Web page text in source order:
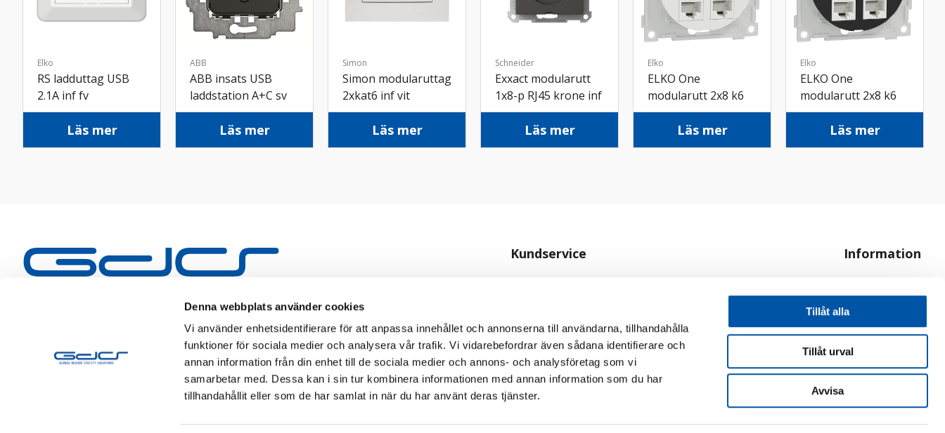
Denna webbplats använder cookies
Vi använder enhetsidentifierare för att anpassa innehållet och annonserna till användarna, tillhandahålla
funktioner för sociala medier och analysera vår trafik. Vi vidarebefordrar även sådana identifierare och
annan information från din enhet till de sociala medier och annons- och analysföretag som vi
samarbetar med. Dessa kan i sin tur kombinera informationen med annan information som du har
tillhandahållit eller som de har samlat in när du har använt deras tjänster.
Tillåt alla
Tillåt urval
Avvisa
Elko
RS ladduttag USB
2.1A inf fv
Läs mer
ABB
ABB insats USB
laddstation A+C sv
Läs mer
Simon
Simon modularuttag
2xkat6 inf vit
Läs mer
Schneider
Exxact modularutt
1x8-p RJ45 krone inf
ant
Läs mer
Elko
ELKO One
modularutt 2x8 k6
UTP 1xF/F inf rv
Läs mer
Elko
ELKO One
modularutt 2x8 k6
UTP 1xF/F inf sv
Läs mer
Kundservice
Personuppgiftspolicy
Cookiepolicy
Information
Hur handlar jag?